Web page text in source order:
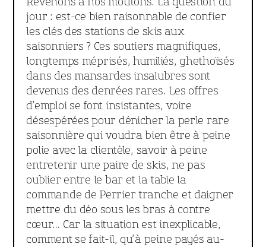
jour : est-ce bien raisonnable de confier
les clés des stations de skis aux
saisonniers ? Ces soutiers magnifiques,
longtemps méprisés, humiliés, ghethoïsés
dans des mansardes insalubres sont
devenus des denrées rares. Les offres
d’emploi se font insistantes, voire
désespérées pour dénicher la perle rare
saisonnière qui voudra bien être à peine
polie avec la clientèle, savoir à peine
entretenir une paire de skis, ne pas
oublier entre le bar et la table la
commande de Perrier tranche et daigner
mettre du déo sous les bras à contre
cœur… Car la situation est inexplicable,
comment se fait-il, qu’à peine payés au-